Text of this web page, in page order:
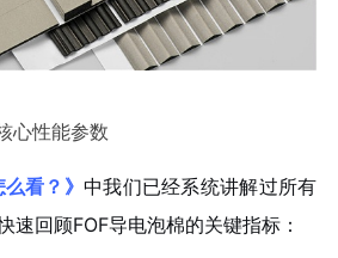
心性能参数
看？》 中我们已经系统讲解过所有
速回顾FOF导电泡棉的关键指标：